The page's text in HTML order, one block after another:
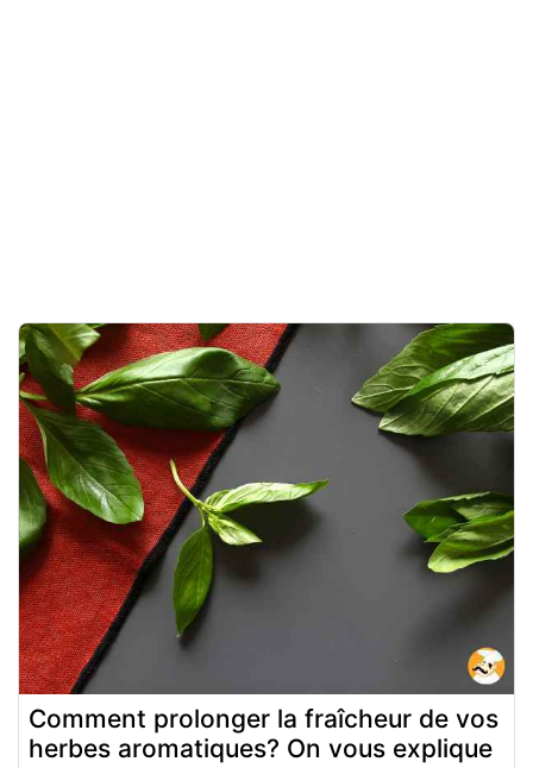
Comment prolonger la fraîcheur de vos
herbes aromatiques? On vous explique